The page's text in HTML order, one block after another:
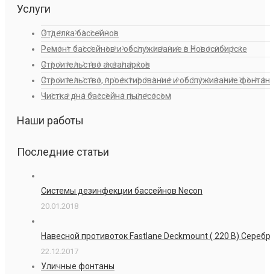
Услуги
Отделка бассейнов
Ремонт бассейнов и обслуживание в Новосибирске
Строительство аквапарков
Строительство, проектирование и обслуживание
Чистка дна бассейна пылесосом
Наши работы
Последние статьи
Системы дезинфекции бассейнов Necon
20.01.2018
Навесной противоток Fastlane Deckmount ( 220 В)
22.12.2017
Уличные фонтаны